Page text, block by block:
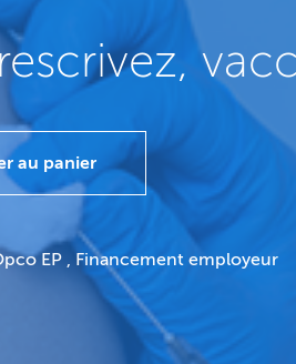
au panier
EP , Financement employeur